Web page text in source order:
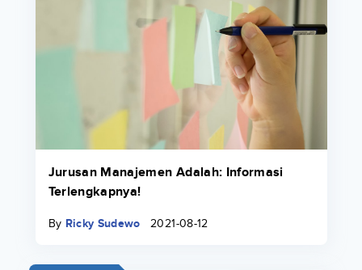
Jurusan Manajemen Adalah: Informasi
Terlengkapnya!
By Ricky Sudewo 2021-08-12